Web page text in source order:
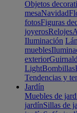
Objetos
mesaNavidad
fotosFiguras
joyerosRelojes
Iluminación
muebles
exterior
LightBombillas
Tendencias y
Jardín
Muebles de
jardínSillas de